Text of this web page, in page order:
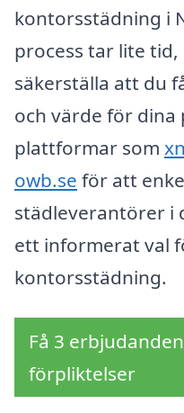
kontorsstädning i
process tar lite
säkerställa att du
och värde för dina
plattformar som
owb.se för att
städleverantörer i
ett informerat val
kontorsstädning.
Få 3
förpliktelser